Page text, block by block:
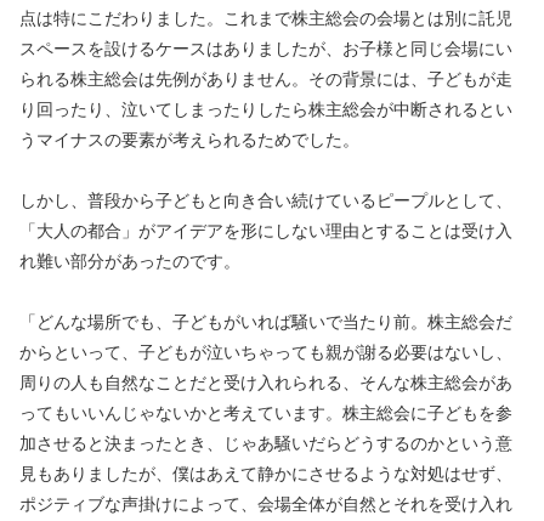
点は特にこだわりました。これまで株主総会の会場とは別に託児
スペースを設けるケースはありましたが、お子様と同じ会場にい
られる株主総会は先例がありません。その背景には、子どもが走
り回ったり、泣いてしまったりしたら株主総会が中断されるとい
うマイナスの要素が考えられるためでした。
しかし、普段から子どもと向き合い続けているピープルとして、
「大人の都合」がアイデアを形にしない理由とすることは受け入
れ難い部分があったのです。
「どんな場所でも、子どもがいれば騒いで当たり前。株主総会だ
からといって、子どもが泣いちゃっても親が謝る必要はないし、
周りの人も自然なことだと受け入れられる、そんな株主総会があ
ってもいいんじゃないかと考えています。株主総会に子どもを参
加させると決まったとき、じゃあ騒いだらどうするのかという意
見もありましたが、僕はあえて静かにさせるような対処はせず、
ポジティブな声掛けによって、会場全体が自然とそれを受け入れ